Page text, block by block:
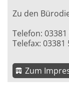
Zu den
Telefon:
Telefax: 03381
Zum